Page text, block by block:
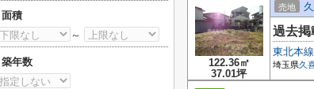
122.36㎡
37.01坪
売地
過去掲
東北本線
埼玉県久
面積
～
築年数